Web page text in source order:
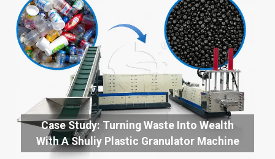
Case Study: Turning Waste Into Wealth
With A Shuliy Plastic Granulator Machine